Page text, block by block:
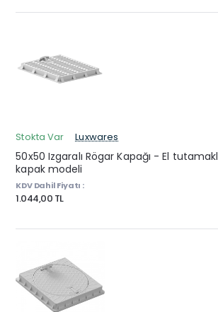
Stokta Var Luxwares
50x50 Izgaralı Rögar Kapağı - El
kapak modeli
KDV Dahil Fiyatı :
1.044,00 TL